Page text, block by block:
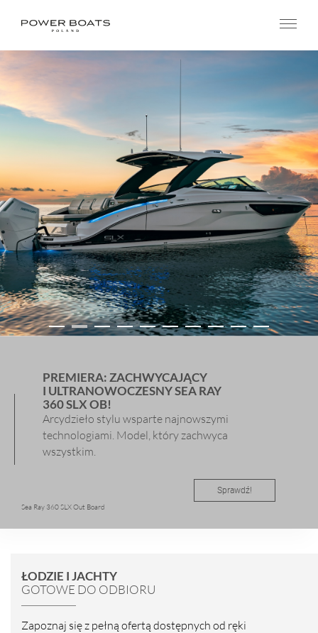
PREMIERA: ZACHWYCAJĄCY
I ULTRANOWOCZESNY SEA RAY
360 SLX OB!
Arcydzieło stylu wsparte najnowszymi
technologiami. Model, który zachwyca
wszystkim.
Sprawdź!
Sea Ray 360 SLX Out Board
ŁODZIE I JACHTY
GOTOWE DO ODBIORU
Zapoznaj się z pełną ofertą dostępnych od ręki